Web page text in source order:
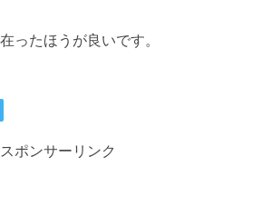
ったほうが良いです。
スポンサーリンク